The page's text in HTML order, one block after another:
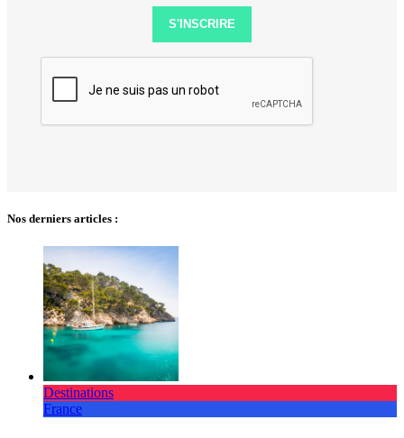
S'INSCRIRE
Nos derniers articles :
Destinations
France